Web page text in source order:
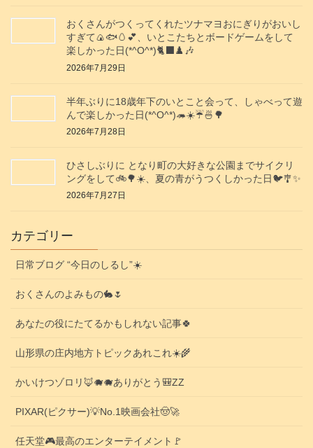
おくさんがつくってくれたツナマヨおにぎりがおいし
すぎて🍙🐟️🥚💕、いとこたちとボードゲームをして
楽しかった日(*^O^*)🐈‍⬛♟️🎶
2026年7月29日
半年ぶりに18歳年下のいとこと会って、しゃべって遊
んで楽しかった日(*^O^*)🦔☀️☔🍜🌳
2026年7月28日
ひさしぶりに となり町の大好きな公園までサイクリ
ングをして🚲️🌳☀️、夏の青がうつくしかった日🐦️🎐✨️
2026年7月27日
カテゴリー
日常ブログ “今日のしるし”☀️
おくさんのよみもの🐇🌷
あなたの役にたてるかもしれない記事🍀
山形県の庄内地方トピックあれこれ☀️🌾
かいけつゾロリ🦊🐗🐗ありがとう🎒ZZ
PIXAR(ピクサー)💡No.1映画会社🤠🚀
任天堂🎮️最高のエンターテイメント🚩